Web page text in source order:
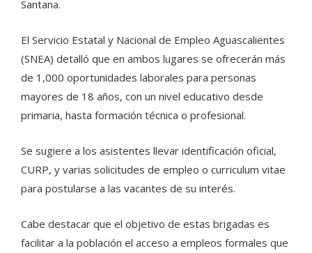
Santana.
El Servicio Estatal y Nacional de Empleo Aguascalientes
(SNEA) detalló que en ambos lugares se ofrecerán más
de 1,000 oportunidades laborales para personas
mayores de 18 años, con un nivel educativo desde
primaria, hasta formación técnica o profesional.
Se sugiere a los asistentes llevar identificación oficial,
CURP, y varias solicitudes de empleo o curriculum vitae
para postularse a las vacantes de su interés.
Cabe destacar que el objetivo de estas brigadas es
facilitar a la población el acceso a empleos formales que